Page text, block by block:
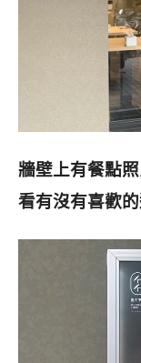
牆壁上有餐點
看有沒有喜歡